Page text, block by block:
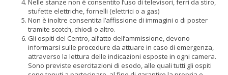
Nelle stanze non è consentito l’uso di televisori, ferri da stiro,
stufette elettriche, fornelli (elettrici o a gas)
Non è inoltre consentita l’affissione di immagini o di poster
tramite scotch, chiodi o altro.
Gli ospiti del Centro, all’atto dell’ammissione, devono
informarsi sulle procedure da attuare in caso di emergenza,
attraverso la lettura delle indicazioni esposte in ogni camera.
Sono previste esercitazioni di esodo, alle quali tutti gli ospiti